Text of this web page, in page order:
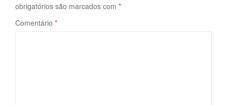
obrigatórios são marcados com *
Comentário *